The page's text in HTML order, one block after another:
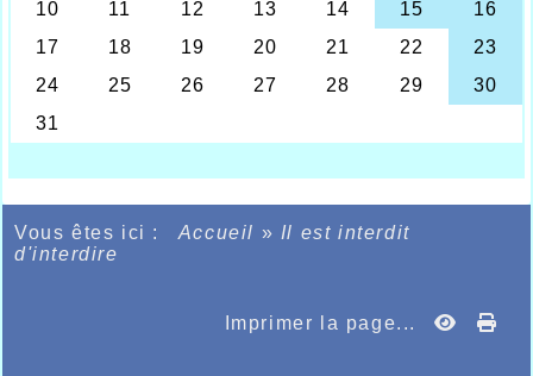
Vous êtes ici : Accueil » Il est interdit
d'interdire
Imprimer la page...